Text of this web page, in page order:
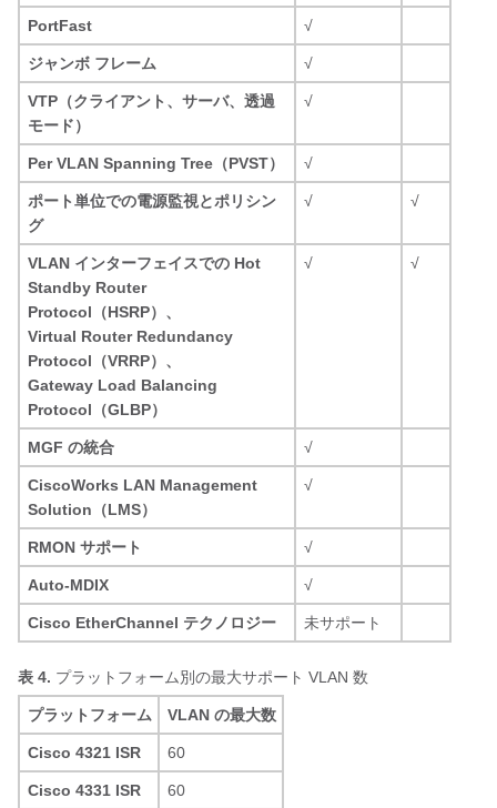
PortFast √
ジャンボ フレーム √
VTP（クライアント、サーバ、透過
モード）
√
Per VLAN Spanning Tree（PVST） √
ポート単位での電源監視とポリシン
グ
√ √
VLAN インターフェイスでの Hot
Standby Router
Protocol（HSRP）、
Virtual Router Redundancy
Protocol（VRRP）、
Gateway Load Balancing
Protocol（GLBP）
√ √
MGF の統合 √
CiscoWorks LAN Management
Solution（LMS）
√
RMON サポート √
Auto-MDIX √
Cisco EtherChannel テクノロジー 未サポート
表 4. プラットフォーム別の最大サポート VLAN 数
プラットフォーム VLAN の最大数
Cisco 4321 ISR 60
Cisco 4331 ISR 60